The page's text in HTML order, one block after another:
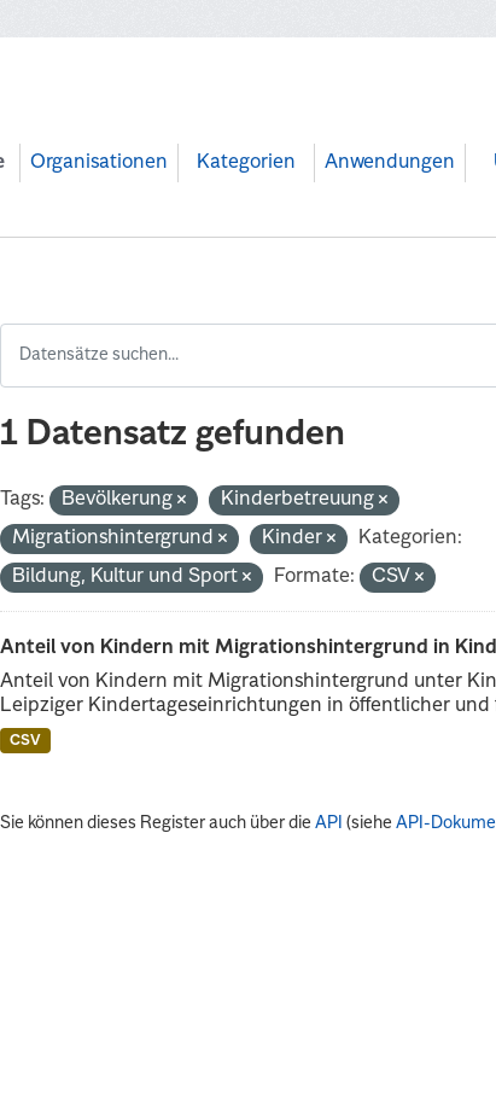
Organisationen Kategorien Anwendungen
1 Datensatz gefunden
Tags: Bevölkerung
Kinderbetreuung
Migrationshintergrund
Kinder
Kategorien:
Bildung, Kultur und Sport
Formate: CSV
Anteil von Kindern mit Migrationshintergrund in
Anteil von Kindern mit Migrationshintergrund unter
Leipziger Kindertageseinrichtungen in öffentlicher und
CSV
Sie können dieses Register auch über dieAPI (sieheAPI-